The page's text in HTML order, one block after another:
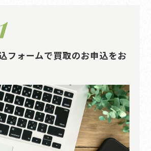
フォームで買取のお申込をお